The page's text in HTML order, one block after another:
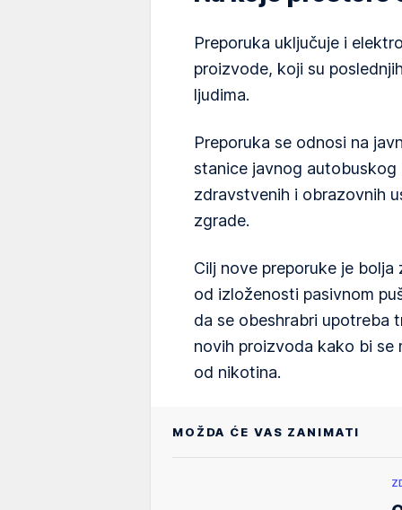
Preporuka uključuje i
proizvode, koji su
ljudima.
Preporuka se odnosi na
stanice javnog
zdravstvenih i obrazovnih
zgrade.
Cilj nove preporuke je
od izloženosti pasivnom
da se obeshrabri upotreba
novih proizvoda kako bi se
od nikotina.
MOŽDA ĆE VAS ZANIMATI